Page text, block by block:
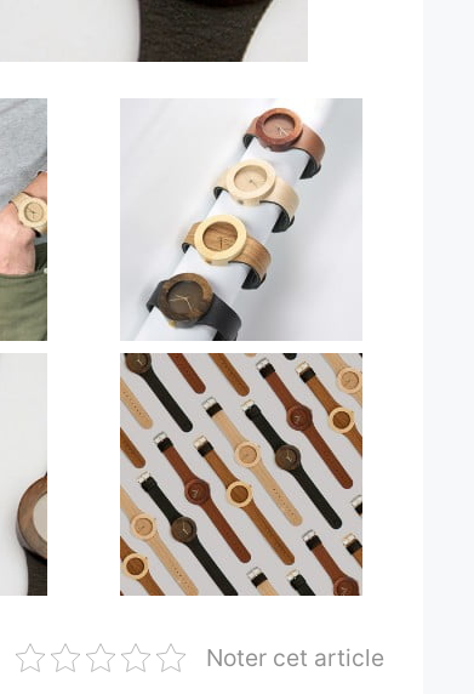
Noter cet article